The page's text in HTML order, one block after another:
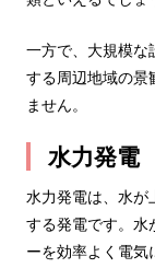
一方で、大規模な
する周辺地域の景
ません。
水力発電
水力発電は、水が
する発電です。水
ーを効率よく電